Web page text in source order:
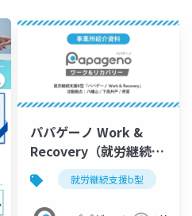
パパゲーノ Work &
Recovery（就労継続支
援B型）【事業所紹介資
料】
就労継続支援b型